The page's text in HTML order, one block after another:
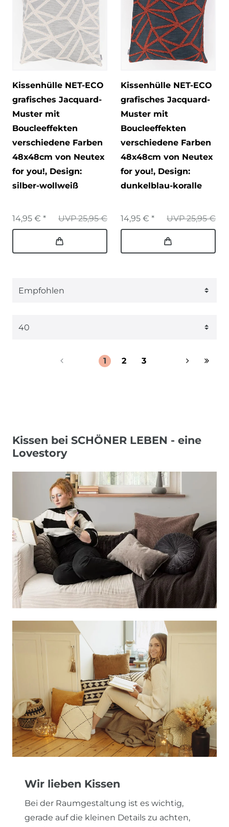
Kissenhülle NET-ECO
grafisches Jacquard-
Muster mit
Boucleeffekten
verschiedene Farben
48x48cm von Neutex
for you!, Design:
silber-wollweiß
UVP 25,95 €
14,95 € *
Kissenhülle NET-ECO
grafisches Jacquard-
Muster mit
Boucleeffekten
verschiedene Farben
48x48cm von Neutex
for you!, Design:
dunkelblau-koralle
UVP 25,95 €
14,95 € *
1 2 3
Kissen bei SCHÖNER LEBEN - eine
Lovestory
Wir lieben Kissen
Bei der Raumgestaltung ist es wichtig,
gerade auf die kleinen Details zu achten,